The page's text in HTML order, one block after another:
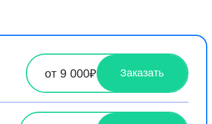
от 9 000₽ Заказать